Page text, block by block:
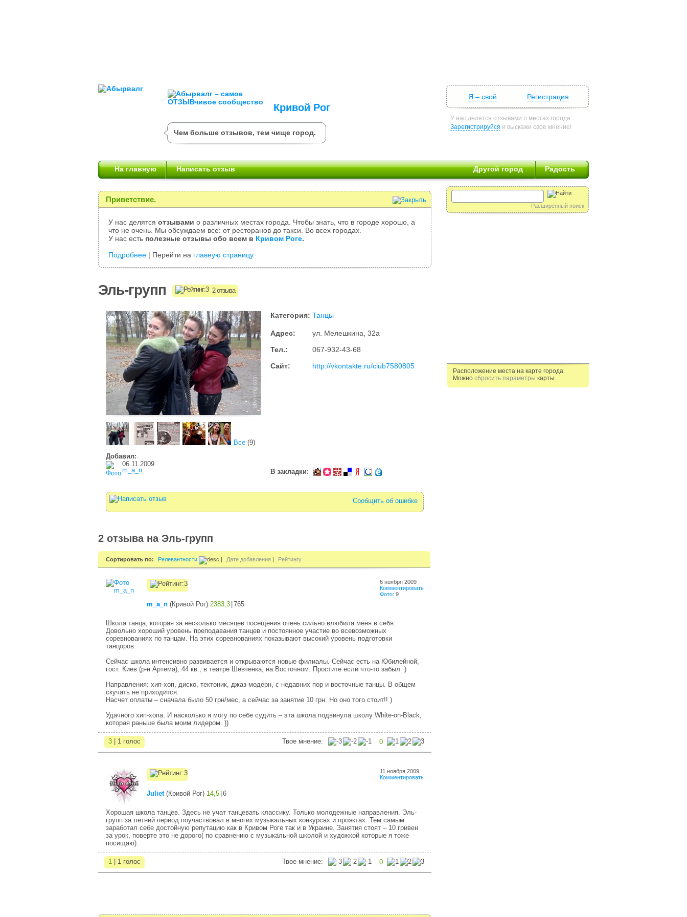
Кривой Рог
Чем больше отзывов, тем чище город.
Я – свой Регистрация
У нас делятся отзывами о местах города.
Зарегистрируйся и выскажи свое мнение!
На главную Написать отзыв Другой город Радость
Приветствие.
У нас делятся отзывами о различных местах города. Чтобы знать, что в городе хорошо, а
что не очень. Мы обсуждаем все: от ресторанов до такси. Во всех городах.
У нас есть полезные отзывы обо всем в Кривом Роге.
Подробнее | Перейти на главную страницу.
Эль-групп 2 отзыва
Категория: Танцы
Адрес:
ул. Мелешкина, 32а
Тел.:
067-932-43-68
Сайт:
http://vkontakte.ru/club7580805
Все (9)
Добавил:
06.11.2009
m_a_n
В закладки:
Сообщить об ошибке
2 отзыва на Эль-групп
Сортировать по: Релевантности | Дате добавления | Рейтингу
m_a_n (Кривой Рог) 2383,3 765
6 ноября 2009
Комментировать
Фото: 9
Школа танца, которая за несколько месяцев посещения очень сильно влюбила меня в себя.
Довольно хороший уровень преподавания танцев и постоянное участие во всевозможных
соревнованиях по танцам. На этих соревнованиях показывают высокий уровень подготовки
танцоров.
Сейчас школа интенсивно развивается и открываются новые филиалы. Сейчас есть на Юбилейной,
гост. Киев (р-н Артема), 44 кв., в театре Шевченка, на Восточном. Простите если что-то забыл :)
Направления: хип-хоп, диско, тектоник, джаз-модерн, с недавних пор и восточные танцы. В общем
скучать не приходится.
Насчет оплаты – сначала было 50 грн/мес, а сейчас за занятие 10 грн. Но оно того стоит!! )
Удачного хип-хопа. И насколько я могу по себе судить – эта школа подвинула школу White-on-Black,
которая раньше была моим лидером. ))
3 | 1 голос Твое мнение: 0
Juliet(Кривой Рог) 14,5 6
11 ноября 2009
Комментировать
Хорошая школа танцев. Здесь не учат танцевать классику. Только молодежные направления. Эль-
групп за летний период поучаствовал в многих музыкальных конкурсах и проэктах. Тем самым
заработал себе достойную репутацию как в Кривом Роге так и в Украине. Занятия стоят – 10 гривен
за урок, поверте это не дорого( по сравнению с музыкальной школой и художкой которые я тоже
посищаю).
1 | 1 голос Твое мнение: 0
Расширенный поиск
Расположение места на карте города.
Можно сбросить параметры карты.